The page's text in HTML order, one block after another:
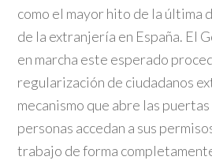
como el mayor hito de la última
de la extranjería en España. El
en marcha este esperado
regularización de ciudadanos
mecanismo que abre las
personas accedan a sus
trabajo de forma